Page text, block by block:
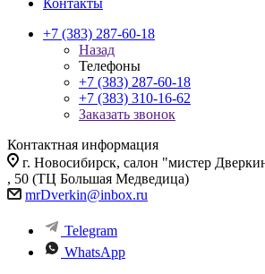
Контакты
+7 (383) 287-60-18
Назад
Телефоны
+7 (383) 287-60-18
+7 (383) 310-16-62
Заказать звонок
Контактная информация
г. Новосибирск, салон "мистер
, 50 (ТЦ Большая Медведица)
mrDverkin@inbox.ru
Telegram
WhatsApp